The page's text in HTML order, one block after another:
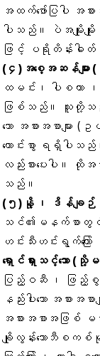
အထက်ဖော်ပြပါ အစ
ပါသည်။ ပဲအမျိုးမျို
ဖြင့် ပရိုတိန်းဓါ
(၄)အစေ့အဆန်များ
ထမင်း၊ ပါစတာ
ဖြစ်သည်။ သူတို့သ
သော အစားအစာမျ
ကောင်းစွာ ရရှိပါ
လည်းစားပေးပါ။
သည်။
(၅)နို့ ၊ ဒိန်ချဉ် ၊
သင်၏မနက်စာတွင်
ဟင်းသီးဟင်းရွက်က
ရှောင်ရှားသင့်သော (သို့
ပြည့်ဝဆီ ၊ ဖြည့်စွက်သ
နည်းပါးသော အစ
အစားအစာအဖြစ်
ချိုလွန်းသောဘီစက